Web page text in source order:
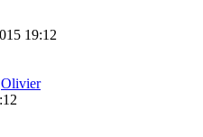
19:12
Olivier